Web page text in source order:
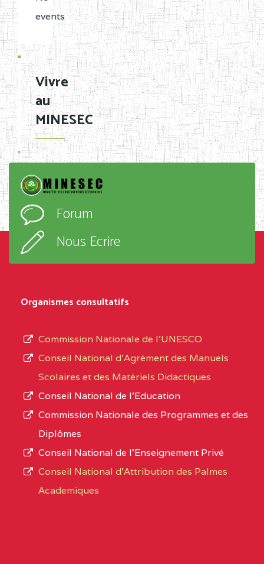
events
Vivre
au
MINESEC
Forum
Nous Ecrire
Organismes consultatifs
Commission Nationale de l’UNESCO
Conseil National d’Agrément des Manuels
Scolaires et des Matériels Didactiques
Conseil National de l’Education
Commission Nationale des Programmes et des
Diplômes
Conseil National de l’Enseignement Privé
Conseil National d'Attribution des Palmes
Academiques